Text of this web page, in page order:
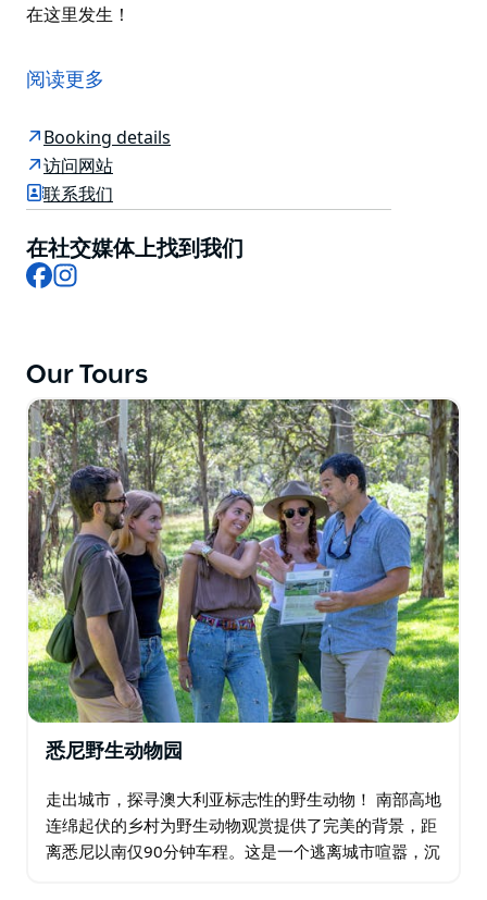
在这里发生！
周边地区（包括蓝山、猎人谷和南部高地）的私人定制旅
游服务。
您可以选择一系列精心设计的体验，或让他们为您量身定
制您的一天。
让他们成为您值得信赖的悉尼知己——他们熟知这座美丽
他们为您量身定制的行程，确保完美无瑕、各方面都独具
特色，最重要的是，为您带来个性化和独特的体验。因为
论您是初次探索悉尼的情侣，还是渴望行动和冒险的家
庭，他们都能为您提供合适的方案。无论您是喜欢漫步还
是肩负使命的游客，他们都能找到合适的节奏。
无论您热爱美食还是历史，喜欢放松身心还是融入当地人
的生活，他们都能帮助您找到属于您的悉尼。除此之外，
他们还保持了足够的灵活性，以便尽情享受当天可能出现
的各种乐趣，同时又不失真实感和自发性。因为真正的魔
法就在这里发生！
阅读更多
Booking details
访问网站
联系我们
在社交媒体上找到我们
Facebook
Our Tours
悉尼野生动物园
走出城市，探寻澳大利亚标志性的野生动物！ 南部高地
连绵起伏的乡村为野生动物观赏提供了完美的背景，距
离悉尼以南仅90分钟车程。这是一个逃离城市喧嚣，沉